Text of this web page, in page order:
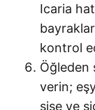
Icaria
kontrol
Öğleden
verin;
şişe ve